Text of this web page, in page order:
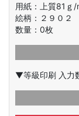
用紙：上質81ｇ/
絵柄： ２９０
数量： 0枚
▼等級印刷 入力